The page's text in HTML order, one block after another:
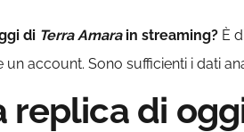
di Terra Amarain streaming? È
account. Sono sufficienti i dati
replica di